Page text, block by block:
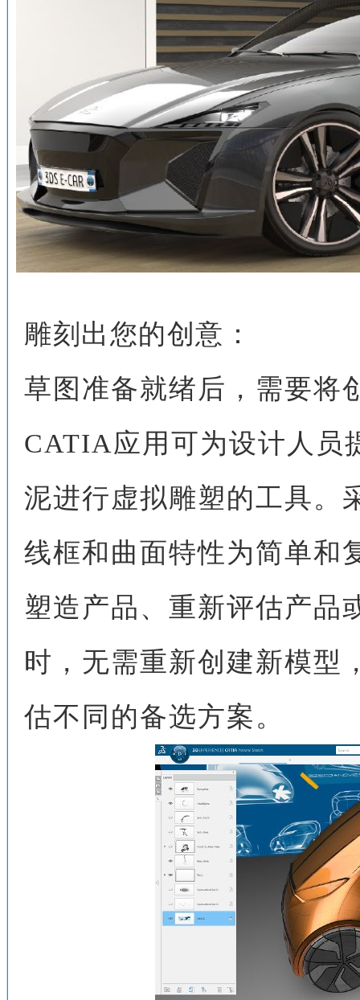
雕刻出您的创意：
草图准备就绪后，需要将
CATIA应用可为设计人员
泥进行虚拟雕塑的工具。
线框和曲面特性为简单和
塑造产品、重新评估产品
时，无需重新创建新模型
估不同的备选方案。